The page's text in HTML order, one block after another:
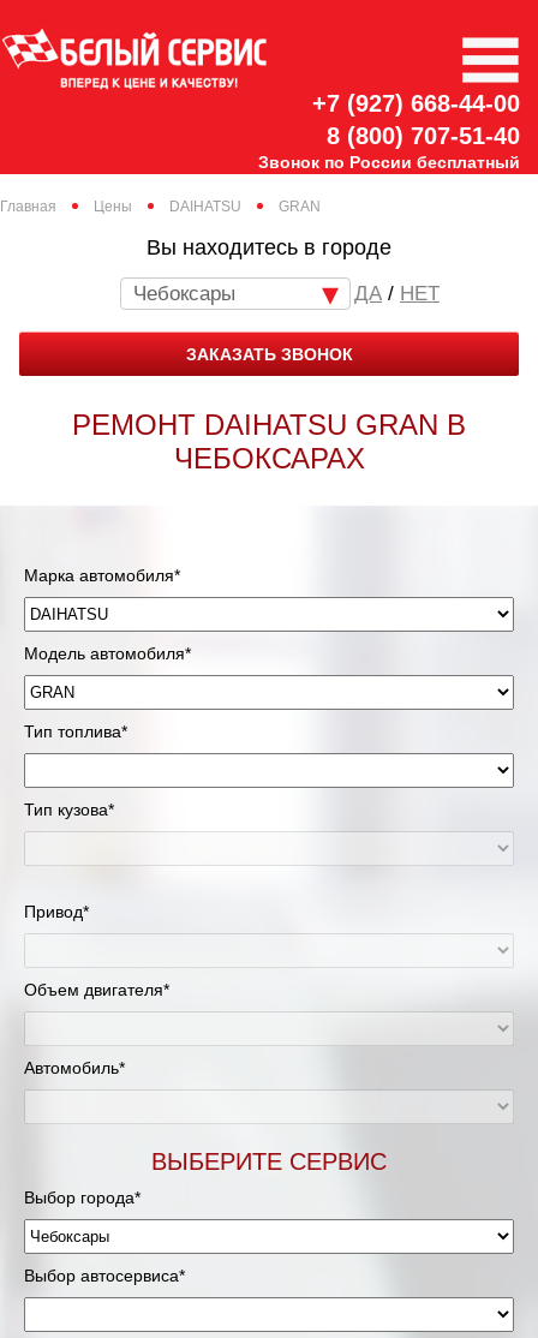
+7 (927) 668-44-00
8 (800) 707-51-40
Звонок по России бесплатный
Главная Цены DAIHATSU GRAN
Вы находитесь в городе
Чебоксары / НЕТ
ЗАКАЗАТЬ ЗВОНОК
РЕМОНТ DAIHATSU GRAN В
ЧЕБОКСАРАХ
Марка автомобиля*
Модель автомобиля*
Тип топлива*
Тип кузова*
Привод*
Объем двигателя*
Автомобиль*
ВЫБЕРИТЕ СЕРВИС
Выбор города*
Выбор автосервиса*